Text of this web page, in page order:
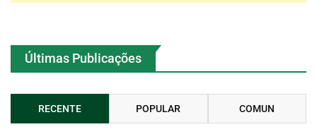
Últimas Publicações
RECENTE POPULAR COMUN